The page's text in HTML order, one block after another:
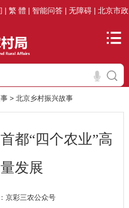
| 繁 體 | 智能问答 | 无障碍 | 北京市政
> 北京乡村振兴故事
都“四个农业”高
发展
京彩三农公众号